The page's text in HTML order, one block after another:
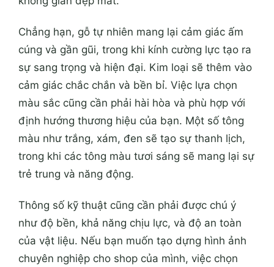
Chẳng hạn, gỗ tự nhiên mang lại cảm giác ấm
cúng và gần gũi, trong khi kính cường lực tạo ra
sự sang trọng và hiện đại. Kim loại sẽ thêm vào
cảm giác chắc chắn và bền bỉ. Việc lựa chọn
màu sắc cũng cần phải hài hòa và phù hợp với
định hướng thương hiệu của bạn. Một số tông
màu như trắng, xám, đen sẽ tạo sự thanh lịch,
trong khi các tông màu tươi sáng sẽ mang lại sự
trẻ trung và năng động.
Thông số kỹ thuật cũng cần phải được chú ý
như độ bền, khả năng chịu lực, và độ an toàn
của vật liệu. Nếu bạn muốn tạo dựng hình ảnh
chuyên nghiệp cho shop của mình, việc chọn